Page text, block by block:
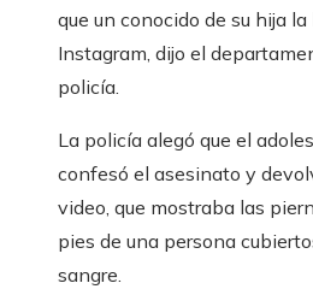
que un conocido de su hija
Instagram, dijo el
policía.
La policía alegó que el
confesó el asesinato y
video, que mostraba las
pies de una persona
sangre.